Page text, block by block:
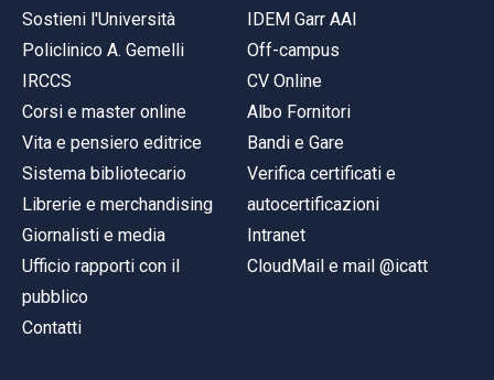
Sostieni l'Università
Policlinico A. Gemelli
IRCCS
Corsi e master online
Vita e pensiero editrice
Sistema bibliotecario
Librerie e merchandising
Giornalisti e media
Ufficio rapporti con il
pubblico
Contatti
IDEM Garr AAI
Off-campus
CV Online
Albo Fornitori
Bandi e Gare
Verifica certificati e
autocertificazioni
Intranet
CloudMail e mail @icatt